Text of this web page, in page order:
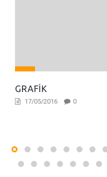
GRAFİK
17/05/2016 0